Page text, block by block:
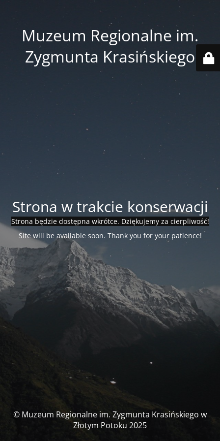
Muzeum Regionalne im.
Zygmunta Krasińskiego
Strona w trakcie konserwacji
Strona będzie dostępna wkrótce. Dziękujemy za cierpliwość!
Site will be available soon. Thank you for your patience!
© Muzeum Regionalne im. Zygmunta Krasińskiego w
Złotym Potoku 2025